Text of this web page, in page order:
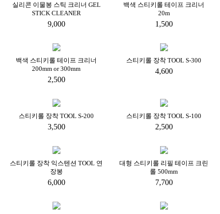
실리콘 이물봉 스틱 크리너 GEL
STICK CLEANER
9,000
백색 스티키롤 테이프 크리너
20m
1,500
백색 스티키롤 테이프 크리너
200mm or 300mm
2,500
스티키롤 장착 TOOL S-300
4,600
스티키롤 장착 TOOL S-200
3,500
스티키롤 장착 TOOL S-100
2,500
스티키롤 장착 익스텐션 TOOL 연
장봉
6,000
대형 스티키롤 리필 테이프 크린
롤 500mm
7,700